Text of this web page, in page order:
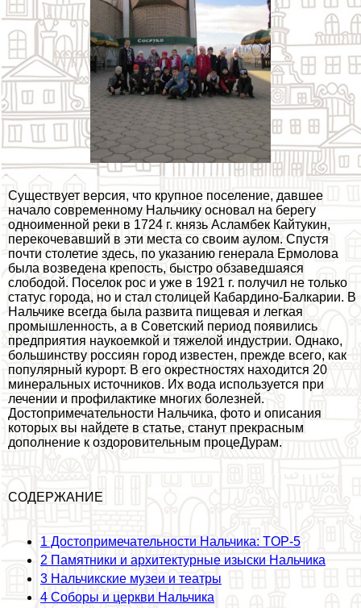
Существует версия, что крупное поселение, давшее
начало современному Нальчику основал на берегу
одноименной реки в 1724 г. князь Асламбек Кайтукин,
перекочевавший в эти места со своим аулом. Спустя
почти столетие здесь, по указанию генерала Ермолова
была возведена крепость, быстро обзаведшаяся
слободой. Поселок рос и уже в 1921 г. получил не только
статус города, но и стал столицей Кабардино-Балкарии. В
Нальчике всегда была развита пищевая и легкая
промышленность, а в Советский период появились
предприятия наукоемкой и тяжелой индустрии. Однако,
большинству россиян город известен, прежде всего, как
популярный курорт. В его окрестностях находится 20
минеральных источников. Их вода используется при
лечении и профилактике многих болезней.
Достопримечательности Нальчика, фото и описания
которых вы найдете в статье, станут прекрасным
дополнение к оздоровительным процеДypaм.
СОДЕРЖАНИЕ
1 Достопримечательности Нальчика: TOP-5
2 Памятники и архитектурные изыски Нальчика
3 Нальчикские музеи и театры
4 Соборы и церкви Нальчика